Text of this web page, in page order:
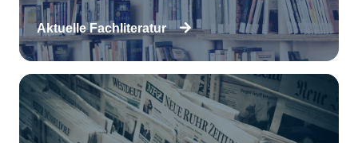
Aktuelle Fachliteratur